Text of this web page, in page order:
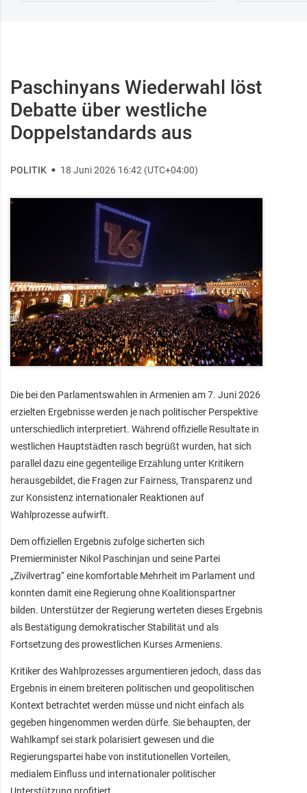
Paschinyans Wiederwahl löst
Debatte über westliche
Doppelstandards aus
POLITIK 18 Juni 2026 16:42 (UTC+04:00)
Die bei den Parlamentswahlen in Armenien am 7. Juni 2026
erzielten Ergebnisse werden je nach politischer Perspektive
unterschiedlich interpretiert. Während offizielle Resultate in
westlichen Hauptstädten rasch begrüßt wurden, hat sich
parallel dazu eine gegenteilige Erzählung unter Kritikern
herausgebildet, die Fragen zur Fairness, Transparenz und
zur Konsistenz internationaler Reaktionen auf
Wahlprozesse aufwirft.
Dem offiziellen Ergebnis zufolge sicherten sich
Premierminister Nikol Paschinjan und seine Partei
„Zivilvertrag“ eine komfortable Mehrheit im Parlament und
konnten damit eine Regierung ohne Koalitionspartner
bilden. Unterstützer der Regierung werteten dieses Ergebnis
als Bestätigung demokratischer Stabilität und als
Fortsetzung des prowestlichen Kurses Armeniens.
Kritiker des Wahlprozesses argumentieren jedoch, dass das
Ergebnis in einem breiteren politischen und geopolitischen
Kontext betrachtet werden müsse und nicht einfach als
gegeben hingenommen werden dürfe. Sie behaupten, der
Wahlkampf sei stark polarisiert gewesen und die
Regierungspartei habe von institutionellen Vorteilen,
medialem Einfluss und internationaler politischer